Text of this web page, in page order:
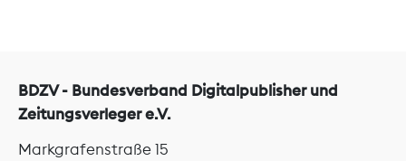
BDZV - Bundesverband Digitalpublisher und
Zeitungsverleger e.V.
Markgrafenstraße 15